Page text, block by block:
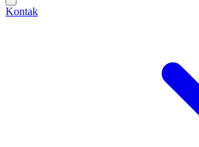
Kontak